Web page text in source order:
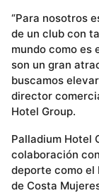
“Para nosotros
de un club con
mundo como es
son un gran
buscamos
director
Hotel Group.
Palladium Hotel
colaboración
deporte como el
de Costa